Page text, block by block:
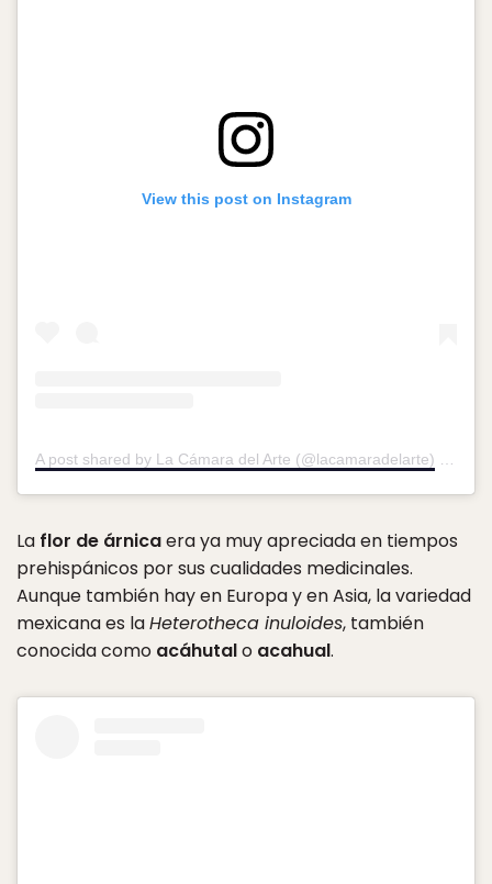
View this post on Instagram
A post shared by La Cámara del Arte (@lacamaradelarte)
La flor de árnicaera ya muy apreciada en tiempos
prehispánicos por sus cualidades medicinales.
Aunque también hay en Europa y en Asia, la variedad
mexicana es laHeterotheca inuloides, también
conocida como acáhutalo acahual.